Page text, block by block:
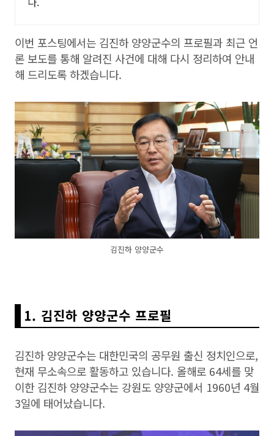
이번 포스팅에서는 김진하 양양군수의 프로필과 최근 언
론 보도를 통해 알려진 사건에 대해 다시 정리하여 안내
해 드리도록 하겠습니다.
김진하 양양군수
1. 김진하 양양군수 프로필
김진하 양양군수는 대한민국의 공무원 출신 정치인으로,
현재 무소속으로 활동하고 있습니다. 올해로 64세를 맞
이한 김진하 양양군수는 강원도 양양군에서 1960년 4월
3일에 태어났습니다.